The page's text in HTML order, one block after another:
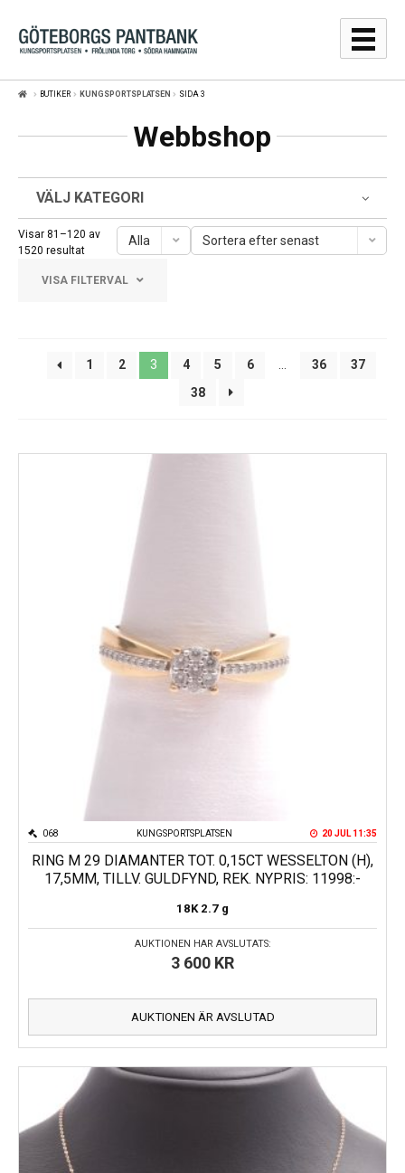
Hoppa
till
navigering
Hoppa
till
innehåll
GULDPRISER
SÄLJA
WEBBSHOP
AUKTIONER
KONTAKT
BUTIKER KUNGSPORTSPLATSEN SIDA 3
Webbshop
VÄLJ KATEGORI
Visar 81–120 av
1520 resultatSortera
senaste
Alla Sortera efter senast
VISA FILTERVAL
Frölunda Torg
Järntorget
1 2 3 4 5 6 … 36
37
38
KUNGSPORTSPLATSEN
068 20 JUL 11:35
RING M 29 DIAMANTER TOT. 0,15CT WESSELTON (H),
17,5MM, TILLV. GULDFYND, REK. NYPRIS: 11998:-
18K 2.7 g
AUKTIONEN HAR AVSLUTATS:
3 600 KR
AUKTIONEN ÄR AVSLUTAD